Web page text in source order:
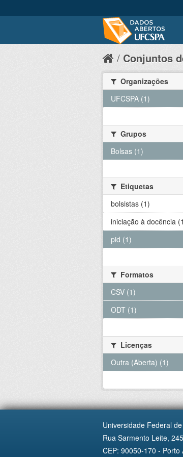
Conjuntos
Organizações
UFCSPA (1)
Grupos
Bolsas (1)
Etiquetas
bolsistas (1)
iniciação à docência
pid (1)
Formatos
CSV (1)
ODT (1)
Licenças
Outra (Aberta) (1)
Universidade Federal
Rua Sarmento Leite,
CEP: 90050-170 - Porto